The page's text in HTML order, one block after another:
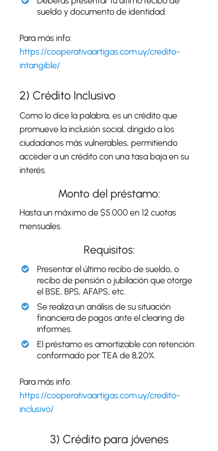
sueldo y documento de identidad.
Para más info:
https://cooperativaartigas.com.uy/credito-
intangible/
2) Crédito Inclusivo
Como lo dice la palabra, es un crédito que
promueve la inclusión social, dirigido a los
ciudadanos más vulnerables, permitiendo
acceder a un crédito con una tasa baja en su
interés.
Monto del préstamo:
Hasta un máximo de $5.000 en 12 cuotas
mensuales.
Requisitos:
Presentar el último recibo de sueldo, o
recibo de pensión o jubilación que otorge
el BSE, BPS, AFAPS, etc.
Se realiza un análisis de su situación
financiera de pagos ante el clearing de
informes.
El préstamo es amortizable con retención:
conformado por TEA de 8,20%.
Para más info:
https://cooperativaartigas.com.uy/credito-
inclusivo/
3) Crédito para jóvenes